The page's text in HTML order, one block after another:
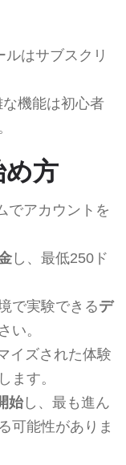
ルはサブスクリ
機能は初心者
方
でアカウントを
し、最低250ド
で実験できるデ
い。
イズされた体験
ます。
始し、最も進ん
可能性がありま